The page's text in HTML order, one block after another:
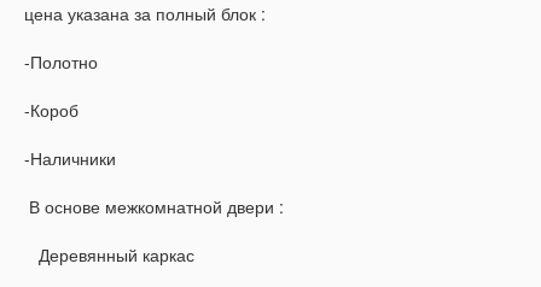
цена указана за полный блок :
-Полотно
-Короб
-Наличники
В основе межкомнатной двери :
Деревянный каркас